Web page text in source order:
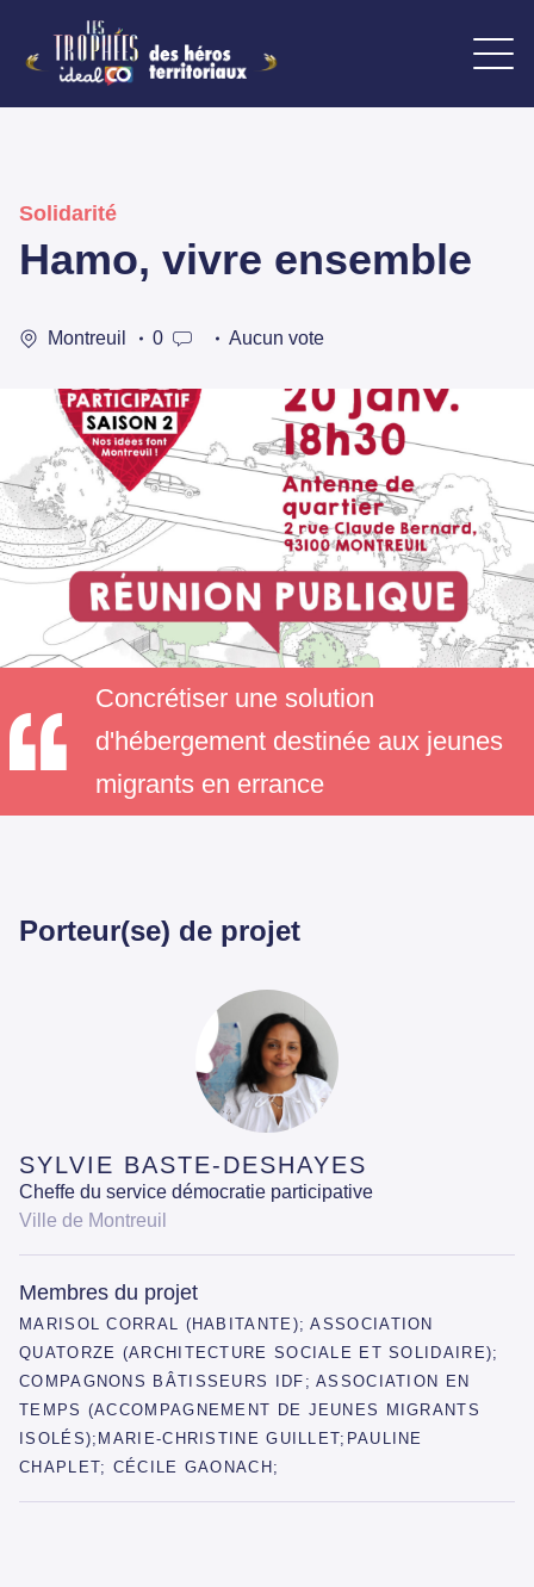
Solidarité
Hamo, vivre ensemble
Montreuil 0 Aucun vote
Concrétiser une solution
d'hébergement destinée aux jeunes
migrants en errance
Porteur(se) de projet
SYLVIE BASTE-DESHAYES
Cheffe du service démocratie participative
Ville de Montreuil
Membres du projet
MARISOL CORRAL (HABITANTE); ASSOCIATION
QUATORZE (ARCHITECTURE SOCIALE ET SOLIDAIRE);
COMPAGNONS BÂTISSEURS IDF; ASSOCIATION EN
TEMPS (ACCOMPAGNEMENT DE JEUNES MIGRANTS
ISOLÉS);MARIE-CHRISTINE GUILLET;PAULINE
CHAPLET; CÉCILE GAONACH;